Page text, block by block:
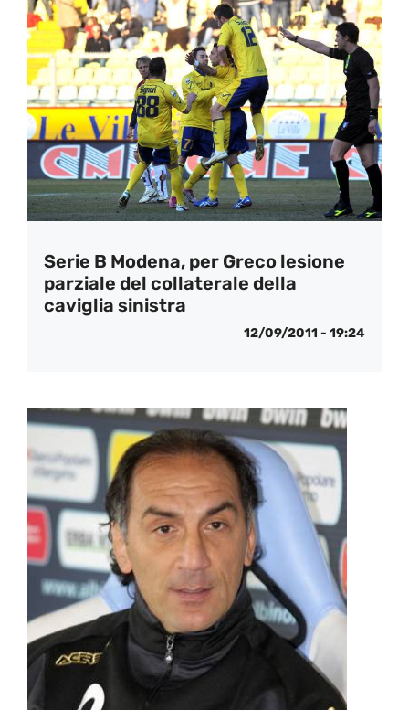
Serie B Modena, per Greco lesione
parziale del collaterale della
caviglia sinistra
12/09/2011 - 19:24